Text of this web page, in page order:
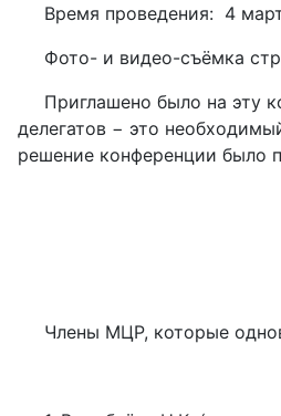
Время проведения: 4
Фото- и видео-съёмка
Приглашено было на эту
делегатов − это
решение конференции было
Члены МЦР, которые